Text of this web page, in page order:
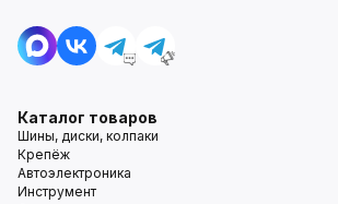
Каталог товаров
Шины, диски, колпаки
Крепёж
Автоэлектроника
Инструмент